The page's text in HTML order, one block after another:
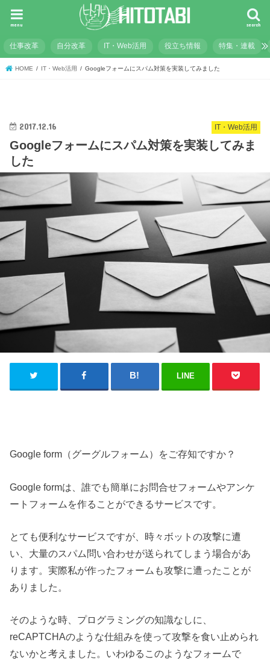
search
menu
仕事改革 自分改革 IT・Web活用 役立ち情報 特集・連載
HOME IT・Web活用 Googleフォームにスパム対策を実装してみました
IT・Web活用
2017.12.16
Googleフォームにスパム対策を実装してみま
した
LINE
Google form（グーグルフォーム）をご存知ですか？
Google formは、誰でも簡単にお問合せフォームやアンケ
ートフォームを作ることができるサービスです。
とても便利なサービスですが、時々ボットの攻撃に遭
い、大量のスパム問い合わせが送られてしまう場合があ
ります。実際私が作ったフォームも攻撃に遭ったことが
ありました。
そのような時、プログラミングの知識なしに、
reCAPTCHAのような仕組みを使って攻撃を食い止められ
ないかと考えました。いわゆるこのようなフォームで